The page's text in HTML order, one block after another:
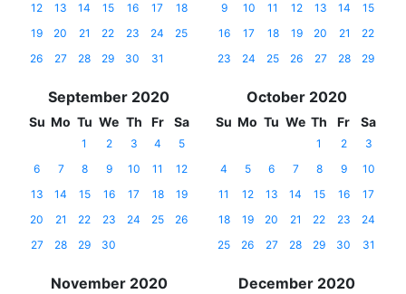
12
13 14 15 16 17
18
19
20 21 22 23 24
25
26
27 28 29 30 31
9
10 11 12 13 14
15
16
17 18 19 20 21
22
23
24 25 26 27 28 29
September 2020
Su Mo Tu We Th Fr Sa
1 2 3 4
5
6
7 8 9 10 11
12
13
14 15 16 17 18
19
20
21 22 23 24 25
26
27
28 29 30
October 2020
Su Mo Tu We Th Fr Sa
1 2
3
4
5 6 7 8 9
10
11
12 13 14 15 16
17
18
19 20 21 22 23
24
25
26 27 28 29 30 31
November 2020 December 2020